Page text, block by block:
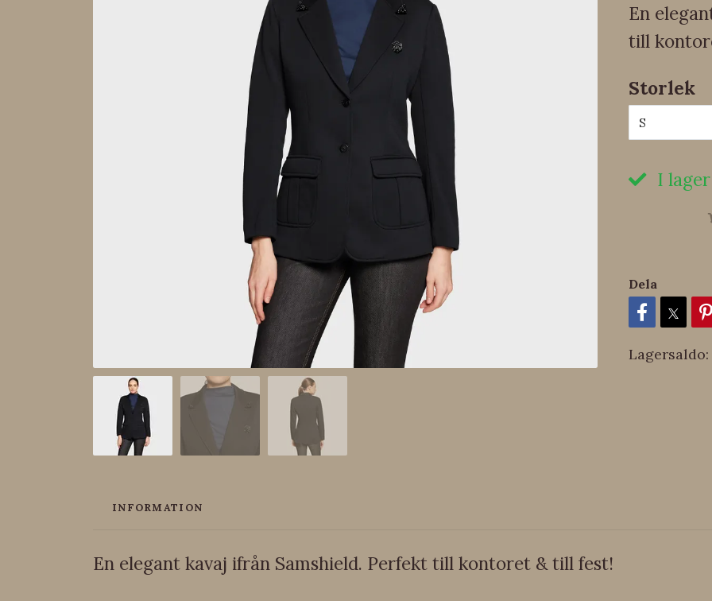
En
till
Storlek
S
I lager
Dela
Lagersaldo:
INFORMATION
En elegant kavaj ifrån Samshield. Perfekt till kontoret & till fest!